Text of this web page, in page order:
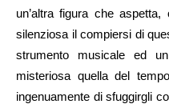
un’altra figura che
silenziosa il compiersi di
strumento musicale ed
misteriosa quella del
ingenuamente di sfuggirgli